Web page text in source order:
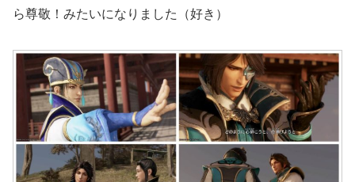
ら尊敬！みたいになりました（好き）